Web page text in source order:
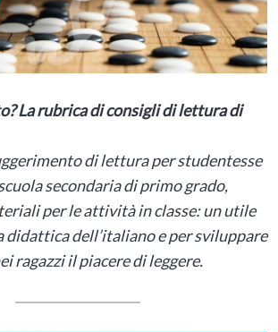
La rubrica di consigli di lettura di
di lettura per studentesse
secondaria di primo grado,
per le attività in classe: un utile
didattica dell’italiano e per sviluppare
ragazzi il piacere di leggere.